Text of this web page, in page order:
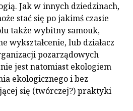
Jak w innych dziedzinach,
stać się po jakimś czasie
także wybitny samouk,
wykształcenie, lub działacz
pozarządowych
jest natomiast ekologiem
ekologicznego i bez
się (twórczej?) praktyki